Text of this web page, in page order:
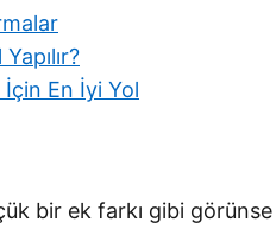
İçin En İyi Yol
bir ek farkı gibi